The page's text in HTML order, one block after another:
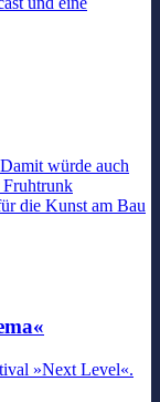
würde auch
Fruhtrunk
die Kunst am Bau
»Next Level«.